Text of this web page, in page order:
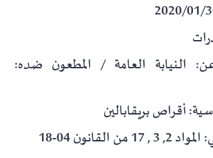
النيابة العامة / المطعون ضده:
أقراص بريقابالين
القانون 04-18